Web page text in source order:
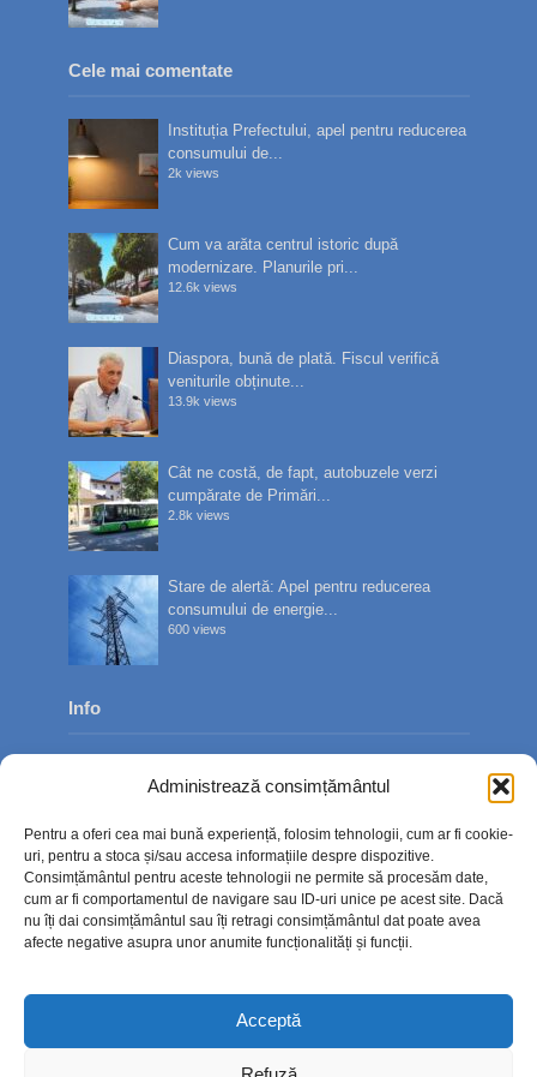
Administrează consimțământul
Pentru a oferi cea mai bună experiență, folosim tehnologii, cum ar fi cookie-
uri, pentru a stoca și/sau accesa informațiile despre dispozitive.
Consimțământul pentru aceste tehnologii ne permite să procesăm date,
cum ar fi comportamentul de navigare sau ID-uri unice pe acest site. Dacă
nu îți dai consimțământul sau îți retragi consimțământul dat poate avea
afecte negative asupra unor anumite funcționalități și funcții.
Acceptă
Cele mai comentate
Instituția Prefectului, apel pentru reducerea
consumului de...
2k views
Cum va arăta centrul istoric după
modernizare. Planurile pri...
12.6k views
Diaspora, bună de plată. Fiscul verifică
veniturile obținute...
13.9k views
Cât ne costă, de fapt, autobuzele verzi
cumpărate de Primări...
2.8k views
Stare de alertă: Apel pentru reducerea
consumului de energie...
600 views
Info
Contact
Politica de confidențialitate
Politică cookie-uri (UE)